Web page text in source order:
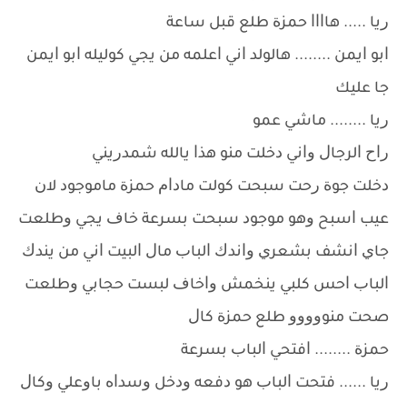
ﺭﻳﺎ ..... ﻫﺎﺍﺍﺍ ﺣﻤﺰﺓ ﻃﻠﻊ ﻗﺒﻞ ﺳﺎﻋﺔ
ﺍﺑﻮ ﺍﻳﻤﻦ ........ ﻫﺎﻟﻮﻟﺪ ﺍﻧﻲ ﺍﻋﻠﻤﻪ ﻣﻦ ﻳﺠﻲ ﻛﻮﻟﻴﻠﻪ ﺍﺑﻮ ﺍﻳﻤﻦ
ﺟﺎ ﻋﻠﻴﻚ
ﺭﻳﺎ ........ ﻣﺎﺷﻲ ﻋﻤﻮ
ﺭﺍﺡ ﺍﻟﺮﺟﺎﻝ ﻭﺍﻧﻲ ﺩﺧﻠﺖ ﻣﻨﻮ ﻫﺬﺍ ﻳﺎﻟﻠﻪ ﺷﻤﺪﺭﻳﻨﻲ
ﺩﺧﻠﺖ ﺟﻮﺓ ﺭﺣﺖ ﺳﺒﺤﺖ ﻛﻮﻟﺖ ﻣﺎﺩﺍﻡ ﺣﻤﺰﺓ ﻣﺎﻣﻮﺟﻮﺩ ﻻﻥ
ﻋﻴﺐ ﺍﺳﺒﺢ ﻭﻫﻮ ﻣﻮﺟﻮﺩ ﺳﺒﺤﺖ ﺑﺴﺮﻋﺔ ﺧﺎﻑ ﻳﺠﻲ ﻭﻃﻠﻌﺖ
ﺟﺎﻱ ﺍﻧﺸﻒ ﺑﺸﻌﺮﻱ ﻭﺍﻧﺪﻙ ﺍﻟﺒﺎﺏ ﻣﺎﻝ ﺍﻟﺒﻴﺖ ﺍﻧﻲ ﻣﻦ ﻳﻨﺪﻙ
ﺍﻟﺒﺎﺏ ﺍﺣﺲ ﻛﻠﺒﻲ ﻳﻨﺨﻤﺶ ﻭﺍﺧﺎﻑ ﻟﺒﺴﺖ ﺣﺠﺎﺑﻲ ﻭﻃﻠﻌﺖ
ﺻﺤﺖ ﻣﻨﻮﻭﻭﻭﻭ ﻃﻠﻊ ﺣﻤﺰﺓ ﻛﺎﻝ
ﺣﻤﺰﺓ ........ ﺍﻓﺘﺤﻲ ﺍﻟﺒﺎﺏ ﺑﺴﺮﻋﺔ
ﺭﻳﺎ ...... ﻓﺘﺤﺖ ﺍﻟﺒﺎﺏ ﻫﻮ ﺩﻓﻌﻪ ﻭﺩﺧﻞ ﻭﺳﺪﺍﻩ ﺑﺎﻭﻋﻠﻲ ﻭﻛﺎﻝ